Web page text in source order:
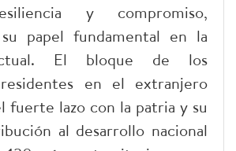
y compromiso,
papel fundamental en la
El bloque de los
en el extranjero
fuerte lazo con la patria y su
al desarrollo nacional